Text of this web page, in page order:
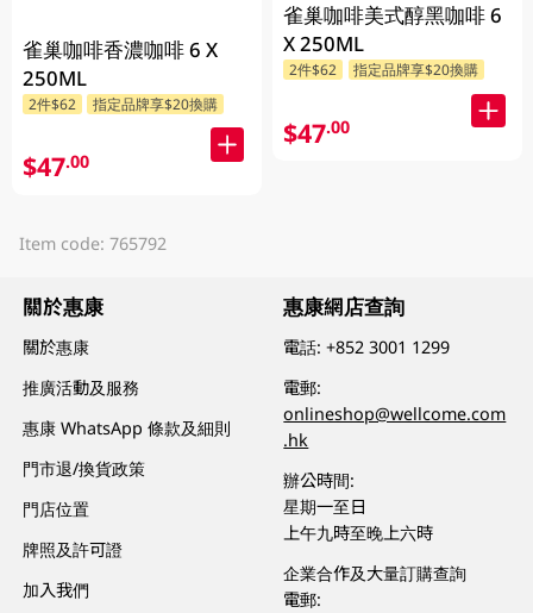
雀巢咖啡香濃咖啡 6 X
250ML
2件$62 指定品牌享$20換購
$47.00
雀巢咖啡美式醇黑咖啡 6
X 250ML
2件$62 指定品牌享$20換購
$47.00
Item code: 765792
關於惠康
關於惠康
推廣活動及服務
惠康 WhatsApp 條款及細則
門市退/換貨政策
門店位置
牌照及許可證
加入我們
惠康網店查詢
電話:+852 3001 1299
電郵:
onlineshop@wellcome.com
.hk
辦公時間:
星期一至日
上午九時至晚上六時
企業合作及大量訂購查詢
電郵: